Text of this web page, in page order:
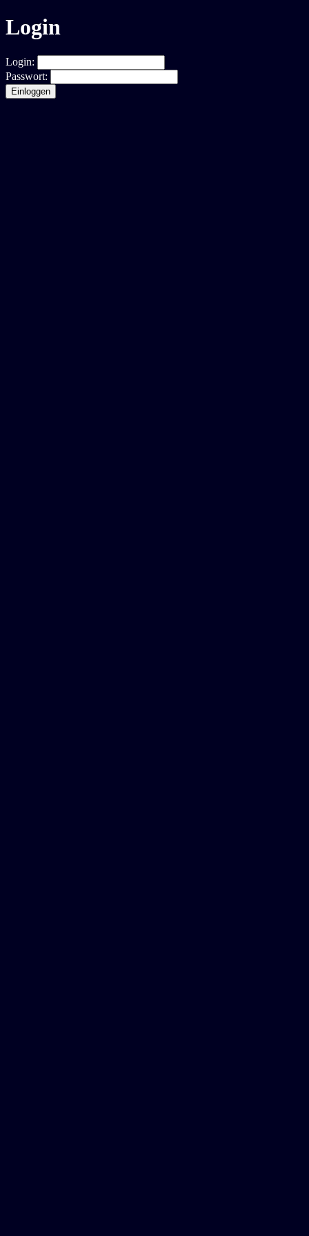
Login
Login:
Passwort: